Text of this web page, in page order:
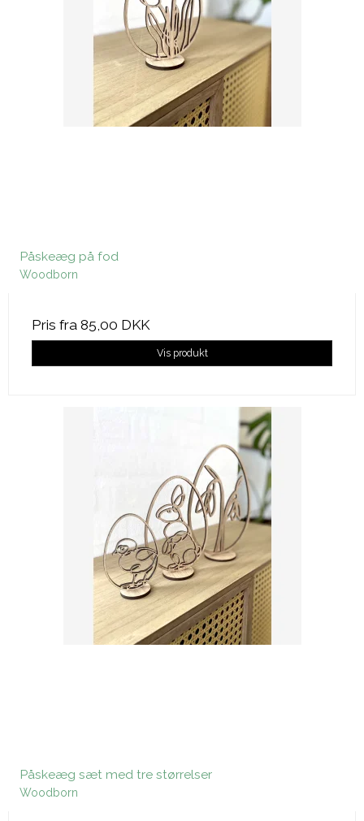
Påskeæg på fod
Woodborn
Pris fra 85,00 DKK
Vis produkt
Påskeæg sæt med tre størrelser
Woodborn